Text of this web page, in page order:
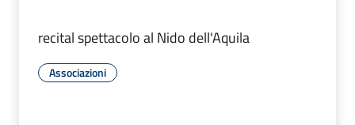
recital spettacolo al Nido dell'Aquila
Associazioni